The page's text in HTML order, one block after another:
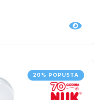
20% POPUSTA